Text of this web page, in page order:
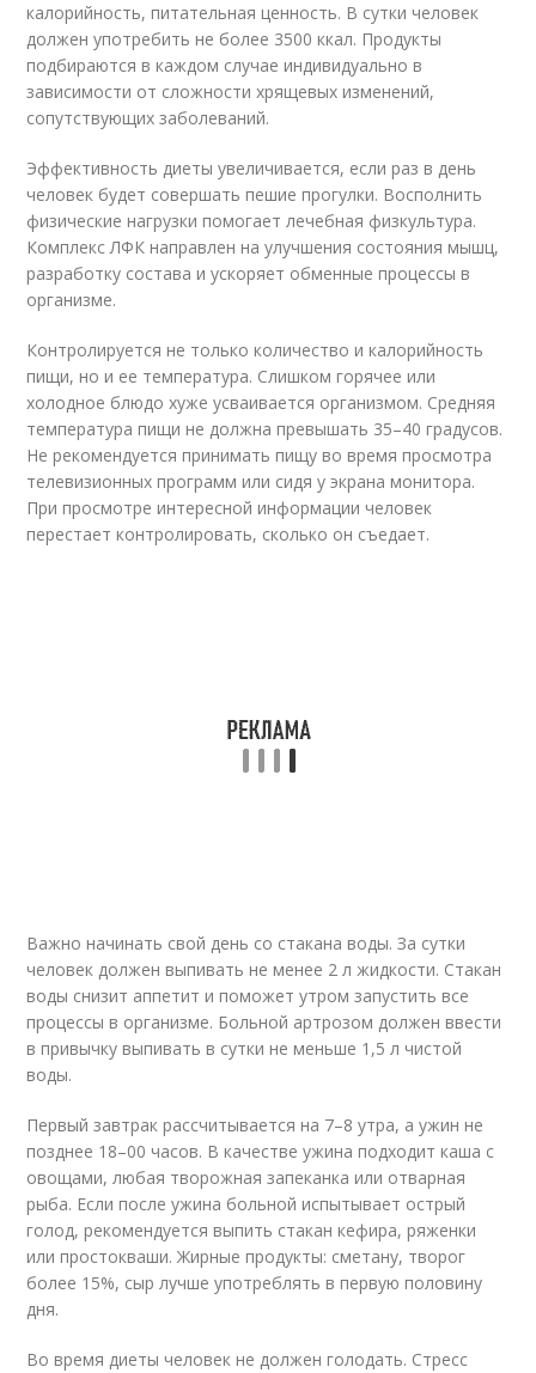
калорийность, питательная ценность. В сутки человек
должен употребить не более 3500 ккал. Продукты
подбираются в каждом случае индивидуально в
зависимости от сложности хрящевых изменений,
сопутствующих заболеваний.
Эффективность диеты увеличивается, если раз в день
человек будет совершать пешие прогулки. Восполнить
физические нагрузки помогает лечебная физкультура.
Комплекс ЛФК направлен на улучшения состояния мышц,
разработку состава и ускоряет обменные процессы в
организме.
Контролируется не только количество и калорийность
пищи, но и ее температура. Слишком горячее или
холодное блюдо хуже усваивается организмом. Средняя
температура пищи не должна превышать 35–40 градусов.
Не рекомендуется принимать пищу во время просмотра
телевизионных программ или сидя у экрана монитора.
При просмотре интересной информации человек
перестает контролировать, сколько он съедает.
Важно начинать свой день со стакана воды. За сутки
человек должен выпивать не менее 2 л жидкости. Стакан
воды снизит аппетит и поможет утром запустить все
процессы в организме. Больной артрозом должен ввести
в привычку выпивать в сутки не меньше 1,5 л чистой
воды.
Первый завтрак рассчитывается на 7–8 утра, а ужин не
позднее 18–00 часов. В качестве ужина подходит каша с
овощами, любая творожная запеканка или отварная
рыба. Если после ужина больной испытывает острый
голод, рекомендуется выпить стакан кефира, ряженки
или простокваши. Жирные продукты: сметану, творог
более 15%, сыр лучше употреблять в первую половину
дня.
Во время диеты человек не должен голодать. Стресс